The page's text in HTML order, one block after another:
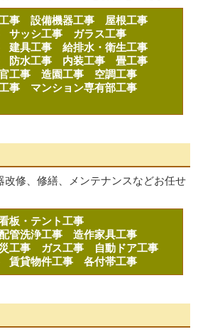
工事設備機器工事 屋根工事
サッシ工事 ガラス工事
建具工事給排水・衛生工事
防水工事 内装工事畳工事
工事造園工事 空調工事
事 マンション専有部工事
改修、修繕、メンテナンスなどお任せ
板・テント工事
管洗浄工事造作家具工事
工事 ガス工事
自動ドア工事
賃貸物件工事各付帯工事